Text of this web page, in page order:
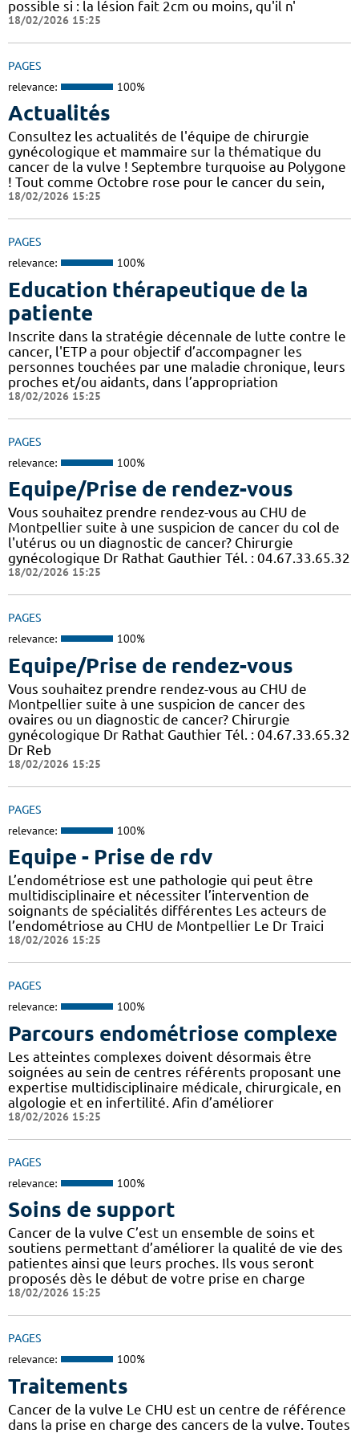
possible si : la lésion fait 2cm ou moins, qu'il n'
18/02/2026 15:25
PAGES
relevance: 100%
Actualités
Consultez les actualités de l'équipe de chirurgie
gynécologique et mammaire sur la thématique du
cancer de la vulve ! Septembre turquoise au Polygone
! Tout comme Octobre rose pour le cancer du sein,
18/02/2026 15:25
PAGES
relevance: 100%
Education thérapeutique de la
patiente
Inscrite dans la stratégie décennale de lutte contre le
cancer, l'ETP a pour objectif d’accompagner les
personnes touchées par une maladie chronique, leurs
proches et/ou aidants, dans l’appropriation
18/02/2026 15:25
PAGES
relevance: 100%
Equipe/Prise de rendez-vous
Vous souhaitez prendre rendez-vous au CHU de
Montpellier suite à une suspicion de cancer du col de
l'utérus ou un diagnostic de cancer? Chirurgie
gynécologique Dr Rathat Gauthier Tél. : 04.67.33.65.32
18/02/2026 15:25
PAGES
relevance: 100%
Equipe/Prise de rendez-vous
Vous souhaitez prendre rendez-vous au CHU de
Montpellier suite à une suspicion de cancer des
ovaires ou un diagnostic de cancer? Chirurgie
gynécologique Dr Rathat Gauthier Tél. : 04.67.33.65.32
Dr Reb
18/02/2026 15:25
PAGES
relevance: 100%
Equipe - Prise de rdv
L’endométriose est une pathologie qui peut être
multidisciplinaire et nécessiter l’intervention de
soignants de spécialités différentes Les acteurs de
l’endométriose au CHU de Montpellier Le Dr Traici
18/02/2026 15:25
PAGES
relevance: 100%
Parcours endométriose complexe
Les atteintes complexes doivent désormais être
soignées au sein de centres référents proposant une
expertise multidisciplinaire médicale, chirurgicale, en
algologie et en infertilité. Afin d’améliorer
18/02/2026 15:25
PAGES
relevance: 100%
Soins de support
Cancer de la vulve C’est un ensemble de soins et
soutiens permettant d’améliorer la qualité de vie des
patientes ainsi que leurs proches. Ils vous seront
proposés dès le début de votre prise en charge
18/02/2026 15:25
PAGES
relevance: 100%
Traitements
Cancer de la vulve Le CHU est un centre de référence
dans la prise en charge des cancers de la vulve. Toutes